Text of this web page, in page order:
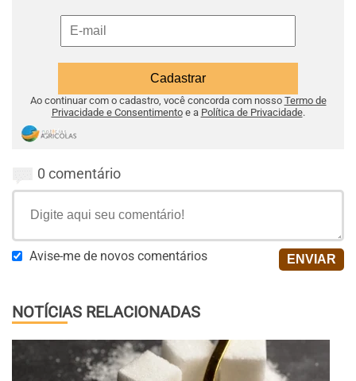
Ao continuar com o cadastro, você concorda com nosso Termo de
Privacidade e Consentimentoe a Política de Privacidade.
0 comentário
Avise-me de novos comentários
NOTÍCIAS RELACIONADAS